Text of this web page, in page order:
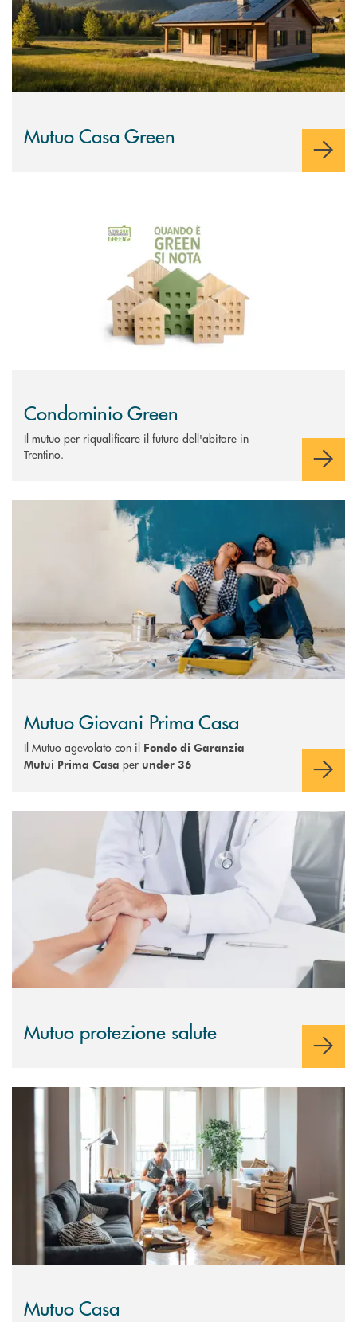
Mutuo Casa Green
Condominio Green
Il mutuo per riqualificare il futuro dell'abitare in
Trentino.
Scopri di più Mutuo Giovani Prima Casa
Mutuo Giovani Prima Casa
Il Mutuo agevolato con il Fondo di Garanzia
Mutui Prima Casa per under 36
Scopri di più Mutuo protezione salute
Mutuo protezione salute
Scopri di più Mutuo Casa
Mutuo Casa